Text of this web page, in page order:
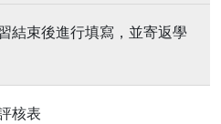
結束後進行填寫，並寄返學
核表